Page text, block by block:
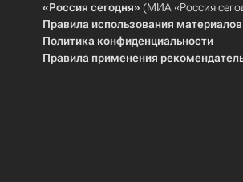
«Россия сегодня» (МИА «Россия
Правила использования материалов
Политика конфиденциальности
Правила применения